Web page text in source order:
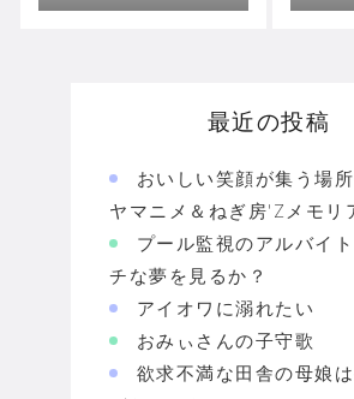
最近の投稿
おいしい笑顔が集う場
ヤマニメ＆ねぎ房'Zメモリ
プール監視のアルバイ
チな夢を見るか？
アイオワに溺れたい
おみぃさんの子守歌
欲求不満な田舎の母娘